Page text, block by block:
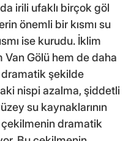
irili ufaklı birçok göl
önemli bir kısmı su
ise kurudu. İklim
Van Gölü hem de daha
şekilde
nispi azalma, şiddetli
su kaynaklarının
dramatik